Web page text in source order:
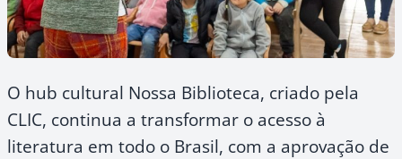
O hub cultural Nossa Biblioteca, criado pela
CLIC, continua a transformar o acesso à
literatura em todo o Brasil, com a aprovação de